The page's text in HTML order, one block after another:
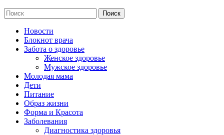
Новости
Блокнот врача
Забота о здоровье
Женское здоровье
Мужское здоровье
Молодая мама
Дети
Питание
Образ жизни
Форма и Красота
Заболевания
Диагностика здоровья